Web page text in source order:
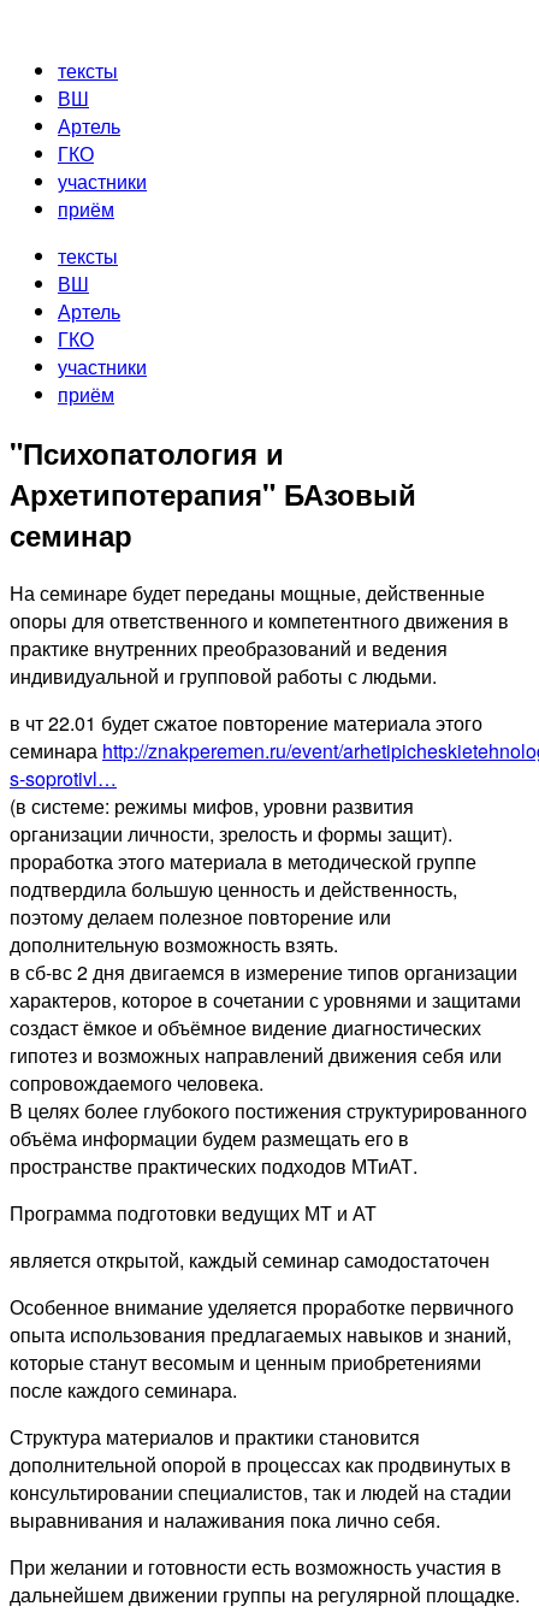
содержимому
тексты
ВШ
Артель
ГКО
участники
приём
тексты
ВШ
Артель
ГКО
участники
приём
"Психопатология и
Архетипотерапия" БАзовый
семинар
На семинаре будет переданы мощные, действенные
опоры для ответственного и компетентного движения в
практике внутренних преобразований и ведения
индивидуальной и групповой работы с людьми.
в чт 22.01 будет сжатое повторение материала этого
семинара http://znakperemen.ru/event/
s-soprotivl…
(в системе: режимы мифов, уровни развития
организации личности, зрелость и формы защит).
проработка этого материала в методической группе
подтвердила большую ценность и действенность,
поэтому делаем полезное повторение или
дополнительную возможность взять.
в сб-вс 2 дня двигаемся в измерение типов организации
характеров, которое в сочетании с уровнями и защитами
создаст ёмкое и объёмное видение диагностических
гипотез и возможных направлений движения себя или
сопровождаемого человека.
В целях более глубокого постижения структурированного
объёма информации будем размещать его в
пространстве практических подходов МТиАТ.
Программа подготовки ведущих МТ и АТ
является открытой, каждый семинар самодостаточен
Особенное внимание уделяется проработке первичного
опыта использования предлагаемых навыков и знаний,
которые станут весомым и ценным приобретениями
после каждого семинара.
Структура материалов и практики становится
дополнительной опорой в процессах как продвинутых в
консультировании специалистов, так и людей на стадии
выравнивания и налаживания пока лично себя.
При желании и готовности есть возможность участия в
дальнейшем движении группы на регулярной площадке.